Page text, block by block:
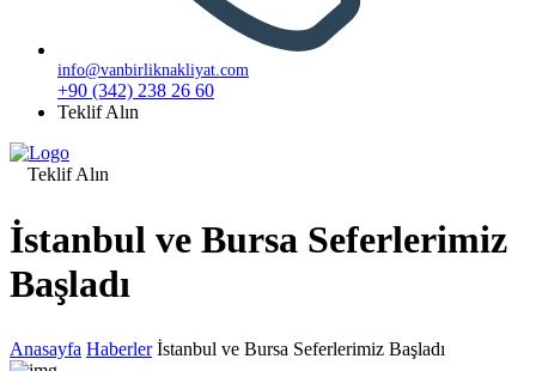
info@vanbirliknakliyat.com
+90 (342) 238 26 60
Teklif Alın
Teklif Alın
İstanbul ve Bursa Seferlerimiz
Başladı
Anasayfa Haberler İstanbul ve Bursa Seferlerimiz Başladı